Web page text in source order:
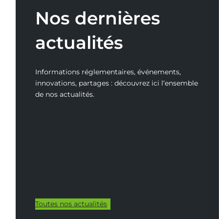
Nos dernières
actualités
Informations réglementaires, événements,
innovations, partages : découvrez ici l‘ensemble
de nos actualités.
Toutes nos actualités